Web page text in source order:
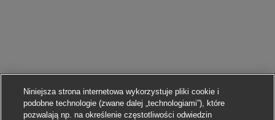
Niniejsza strona internetowa wykorzystuje pliki cookie i
podobne technologie (zwane dalej „technologiami”), które
pozwalają np. na określenie częstotliwości odwiedzin